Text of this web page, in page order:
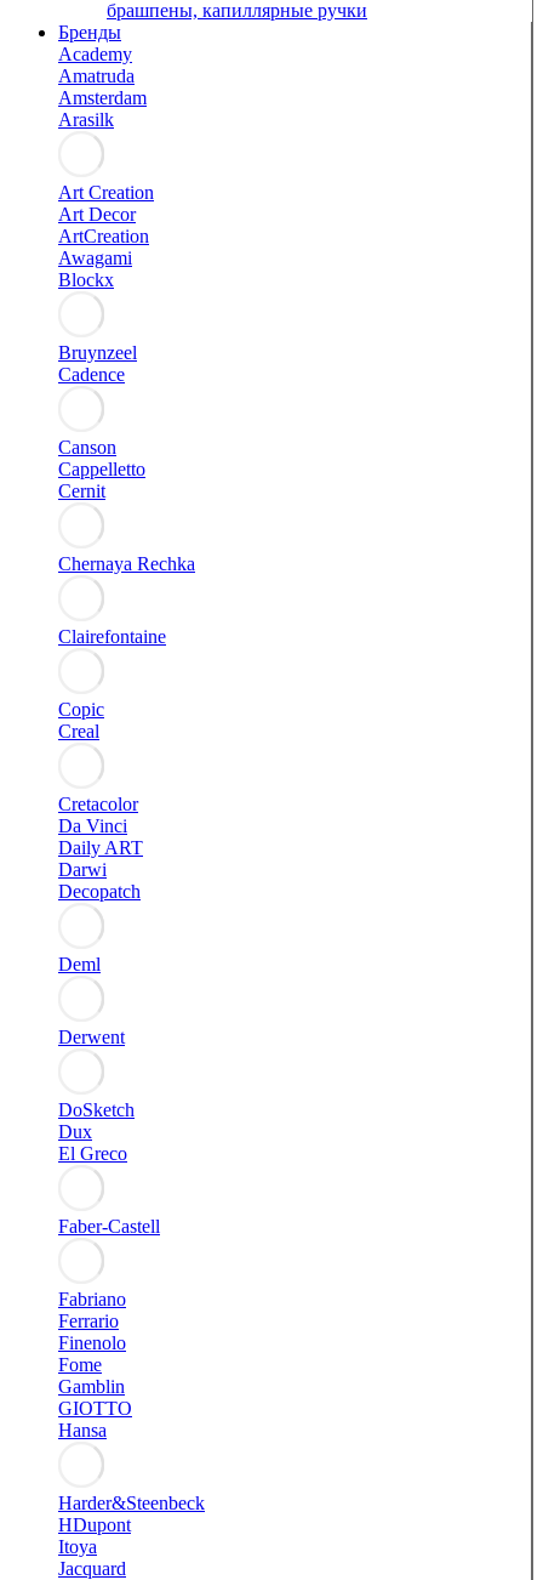
брашпены, капиллярные ручки
Бренды
Academy
Amatruda
Amsterdam
Arasilk
Art Creation
Art Decor
ArtCreation
Awagami
Blockx
Bruynzeel
Cadence
Canson
Cappelletto
Cernit
Chernaya Rechka
Clairefontaine
Copic
Creal
Cretacolor
Da Vinci
Daily ART
Darwi
Decopatch
Deml
Derwent
DoSketch
Dux
El Greco
Faber-Castell
Fabriano
Ferrario
Finenolo
Fome
Gamblin
GIOTTO
Hansa
Harder&Steenbeck
HDupont
Itoya
Jacquard